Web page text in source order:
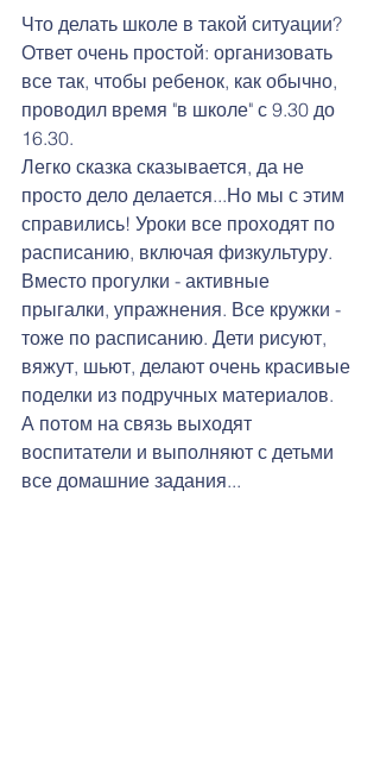
Что делать школе в такой ситуации?
Ответ очень простой: организовать
все так, чтобы ребенок, как обычно,
проводил время "в школе" с 9.30 до
16.30.
Легко сказка сказывается, да не
просто дело делается...Но мы с этим
справились! Уроки все проходят по
расписанию, включая физкультуру.
Вместо прогулки - активные
прыгалки, упражнения. Все кружки -
тоже по расписанию. Дети рисуют,
вяжут, шьют, делают очень красивые
поделки из подручных материалов.
А потом на связь выходят
воспитатели и выполняют с детьми
все домашние задания...